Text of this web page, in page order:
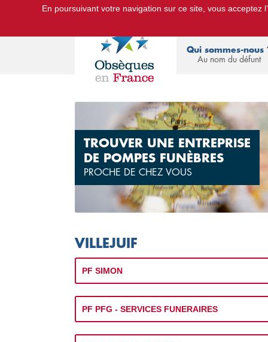
Le Portail d'Informations Obsèques :devis
Qui sommes-nous
Au nom du défunt
TROUVER UNE ENTREPRISE
DE POMPES FUNÈBRES
PROCHE DE CHEZ VOUS
VILLEJUIF
PF SIMON
PF PFG - SERVICES FUNERAIRES
En poursuivant votre navigation sur ce site, vous